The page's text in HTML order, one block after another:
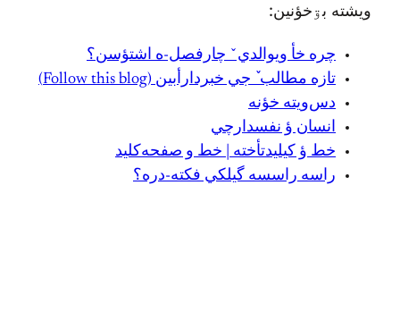
ويشته بۊخؤنين:
چره خأ ویوالديˇ چارفصل-ه اشتؤسن؟
تازه مطالب ٚ جي خبردارأبين (Follow this blog)
دس‌ويته خؤنه
انسان ؤ نفسدارچي
خط ؤ کيليدتأخته | خط و صفحه‌کلید
راسه راسسه گیلکي فکته-دره؟